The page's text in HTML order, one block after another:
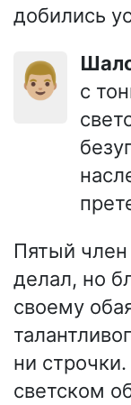
добились
👨🏼
с
Пятый
делал, но
своему
ни
светском